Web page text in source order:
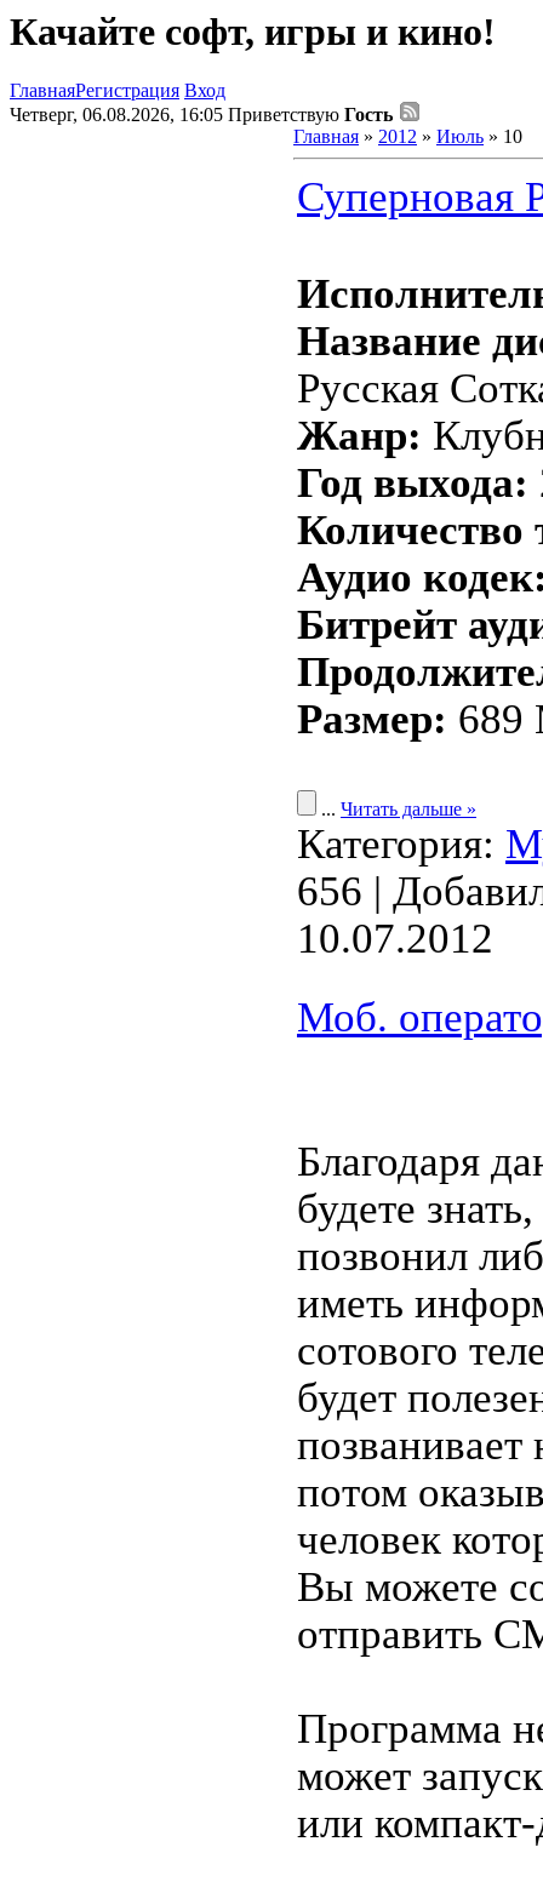
Качайте софт, игры и кино!
ГлавнаяРегистрация Вход
Четверг, 06.08.2026, 16:05 Приветствую Гость
Главная » 2012 » Июль » 10
Суперновая
Название
Русская
Жанр:
Год выхода:
Количество
Аудио
Битрейт
Размер: 689
... Читать дальше »
Категория:
656 |
10.07.2012
Моб.
Благодаря
будете
позвонил
иметь
сотового
будет
потом
человек
Вы можете
отправить
Программа
может
или